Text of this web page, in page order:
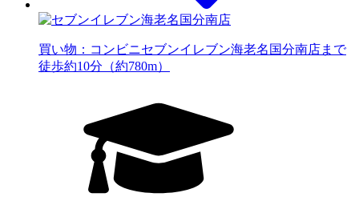
買い物：コンビニセブンイレブン海老名国分南店まで
徒歩約10分（約780m）